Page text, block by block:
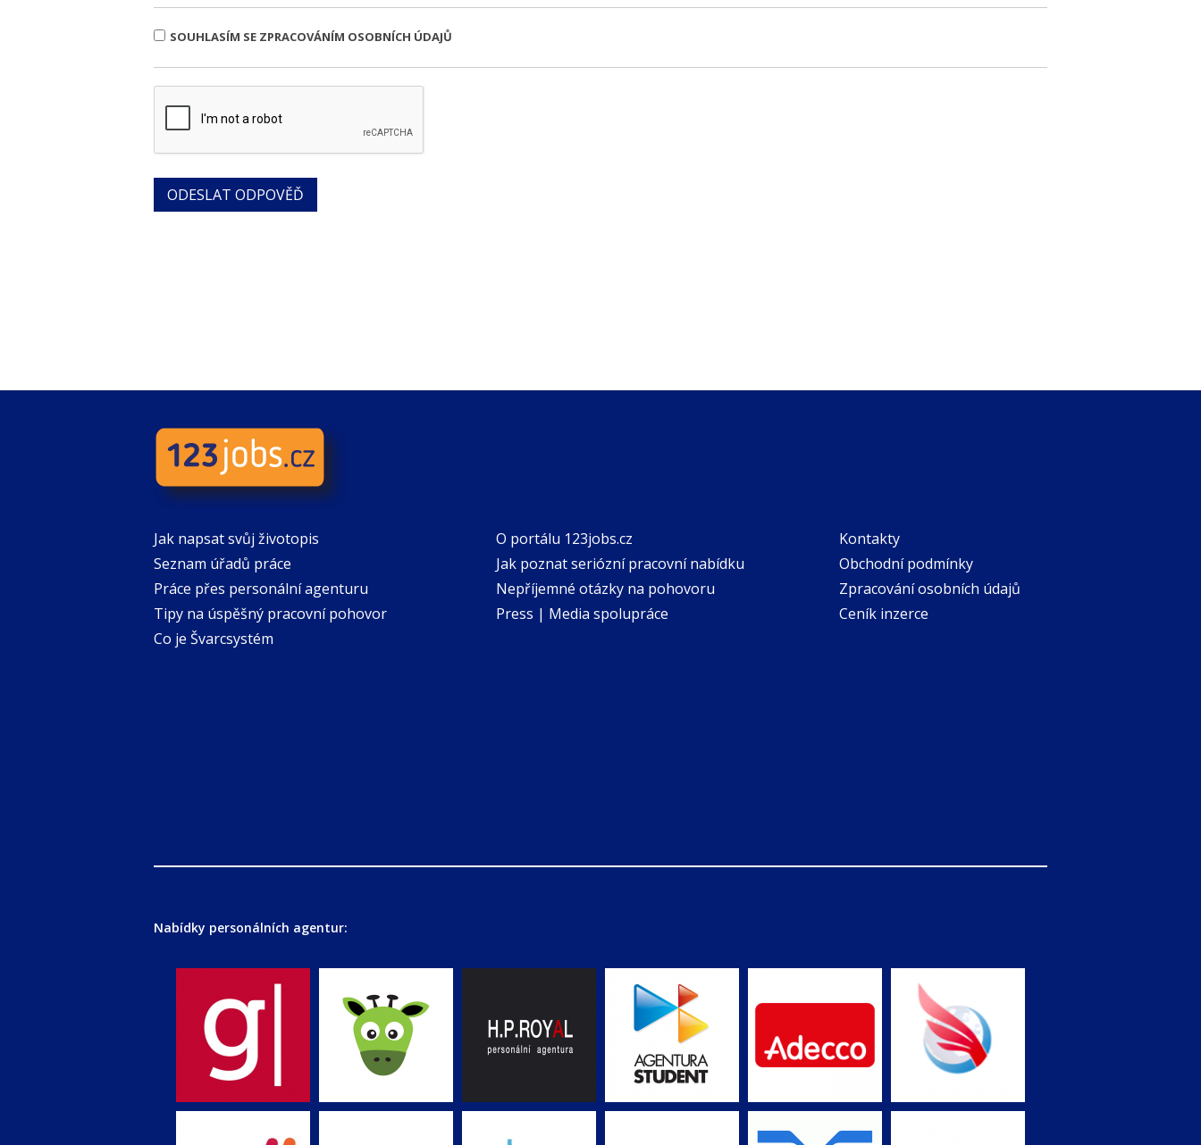
SOUHLASÍM SE ZPRACOVÁNÍM OSOBNÍCH ÚDAJŮ
Jak napsat svůj životopis
Seznam úřadů práce
Práce přes personální agenturu
Tipy na úspěšný pracovní pohovor
Co je Švarcsystém
O portálu 123jobs.cz
Jak poznat seriózní pracovní nabídku
Nepříjemné otázky na pohovoru
Press | Media spolupráce
Kontakty
Obchodní podmínky
Zpracování osobních údajů
Ceník inzerce
Nabídky personálních agentur: